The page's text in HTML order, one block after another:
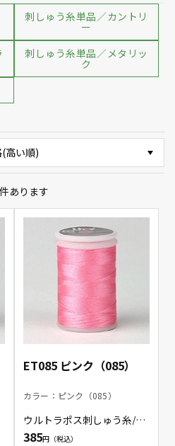
刺しゅう糸単品／カントリ
ー
刺しゅう糸単品／メタリッ
ク
件あります
ET085 ピンク（085）
カラー：ピンク（085）
ウルトラポス刺しゅう糸/ピ
ンク
385